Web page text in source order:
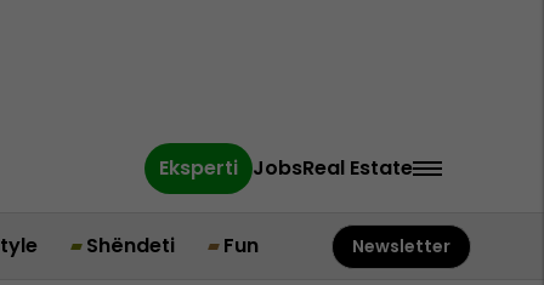
Eksperti JobsReal Estate
Shëndeti Fun Newsletter